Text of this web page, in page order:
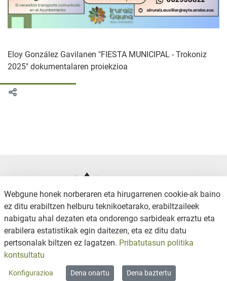
Eloy González Gavilanen "FIESTA MUNICIPAL - Trokoniz
2025" dokumentalaren proiekzioa
KONTAKTUA
PRIBATUTASUN POLITIKA
Webgune honek norberaren eta hirugarrenen cookie-ak baino
ez ditu erabiltzen helburu teknikoetarako, erabiltzaileek
nabigatu ahal dezaten eta ondorengo sarbideak erraztu eta
erabilera estatistikak egin daitezen, eta ez ditu datu
pertsonalak biltzen ez lagatzen. Pribatutasun politika
kontsultatu
Konfigurazioa Dena onartu Dena baztertu